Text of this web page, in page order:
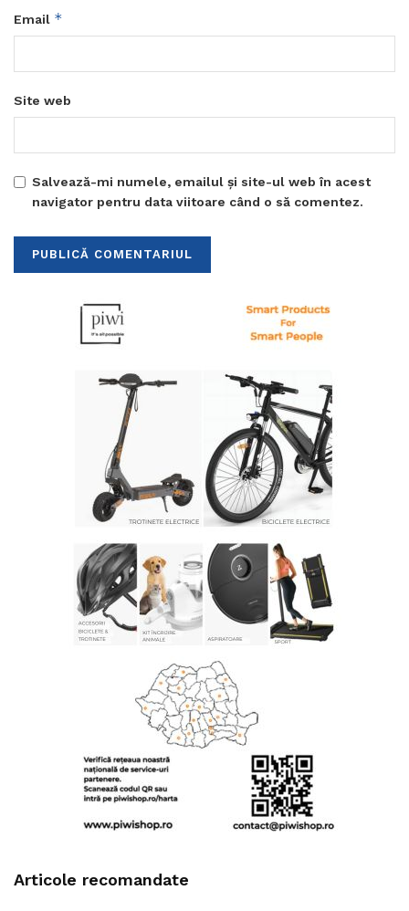
Email *
Site web
Salvează-mi numele, emailul și site-ul web în acest
navigator pentru data viitoare când o să comentez.
Articole recomandate